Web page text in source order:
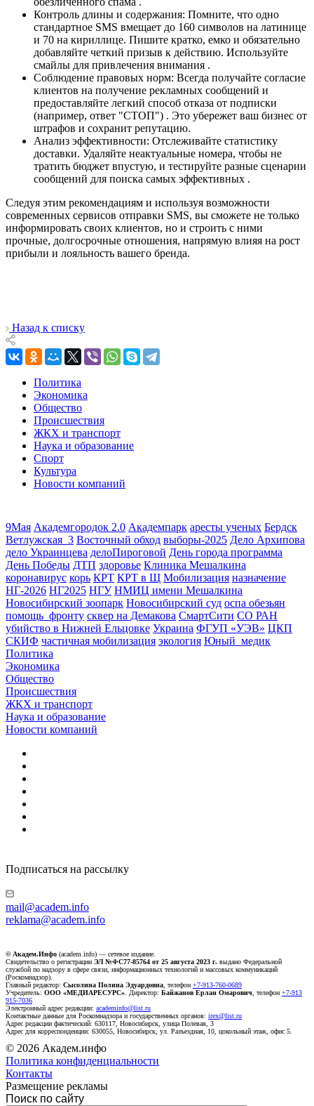
Контроль длины и содержания: Помните, что одно
стандартное SMS вмещает до 160 символов на латинице
и 70 на кириллице. Пишите кратко, емко и обязательно
добавляйте четкий призыв к действию. Используйте
смайлы для привлечения внимания .
Соблюдение правовых норм: Всегда получайте согласие
клиентов на получение рекламных сообщений и
предоставляйте легкий способ отказа от подписки
(например, ответ "СТОП") . Это убережет ваш бизнес от
штрафов и сохранит репутацию.
Анализ эффективности: Отслеживайте статистику
доставки. Удаляйте неактуальные номера, чтобы не
тратить бюджет впустую, и тестируйте разные сценарии
сообщений для поиска самых эффективных .
Следуя этим рекомендациям и используя возможности
современных сервисов отправки SMS, вы сможете не только
информировать своих клиентов, но и строить с ними
прочные, долгосрочные отношения, напрямую влияя на рост
прибыли и лояльность вашего бренда.
Назад к списку
Политика
Экономика
Общество
Происшествия
ЖКХ и транспорт
Наука и образование
Спорт
Культура
Новости компаний
9Мая Академгородок 2.0 Академпарк аресты ученых Бердск
Ветлужская_3 Восточный обход выборы-2025 Дело Архипова
дело Украинцева делоПироговой День города программа
День Победы ДТП здоровье Клиника Мешалкина
коронавирус корь КРТ КРТ в Щ Мобилизация назначение
НГ-2026 НГ2025 НГУ НМИЦ имени Мешалкина
Новосибирский зоопарк Новосибирский суд оспа обезьян
помощь_фронту сквер на Демакова СмартСити СО РАН
убийство в Нижней Ельцовке Украина ФГУП «УЭВ» ЦКП
СКИФ частичная мобилизация экология Юный_медик
Политика
Экономика
Общество
Происшествия
ЖКХ и транспорт
Наука и образование
Новости компаний
Подписаться на рассылку
mail@academ.info
reklama@academ.info
© Академ.Инфо (academ.info) — сетевое издание.
Свидетельство о регистрации ЭЛ №ФС77-85764 от 25 августа 2023 г. выдано Федеральной
службой по надзору в сфере связи, информационных технологий и массовых коммуникаций
(Роскомнадзор).
Главный редактор: Сысолина Полина Эдуардовна, телефон +7-913-760-0689
Учредитель: ООО «МЕДИАРЕСУРС». Директор: Байжанов Ерлан Омарович, телефон +7-913
915-7036
Электронный адрес редакции: academinfo@list.ru
Контактные данные для Роскомнадзора и государственных органов: irex@list.ru
Адрес редакции фактический: 630117, Новосибирск, улица Полевая, 3
Адрес для корреспонденции: 630055, Новосибирск, ул. Разъездная, 10, цокольный этаж, офис 5.
© 2026 Академ.инфо
Политика конфиденциальности
Контакты
Размещение рекламы
Поиск по сайту